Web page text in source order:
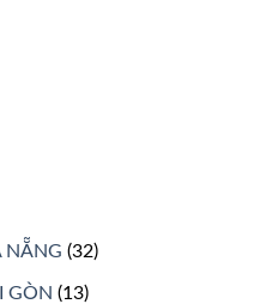
NẴNG (32)
GÒN (13)